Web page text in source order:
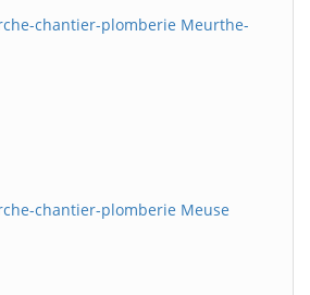
chantier-plomberie Meurthe-
chantier-plomberie Meuse